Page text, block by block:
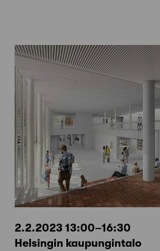
2.2.2023 13:00–16:30
Helsingin kaupungintalo